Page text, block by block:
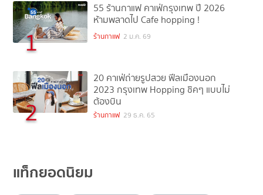
1
55 ร้านกาแฟ คาเฟ่กรุงเทพ ปี 2026
ห้ามพลาดไป Cafe hopping !
ร้านกาแฟ 2 ม.ค. 69
2
20 คาเฟ่ถ่ายรูปสวย ฟีลเมืองนอก
2023 กรุงเทพ Hopping ชิคๆ แบบไม่
ต้องบิน
ร้านกาแฟ 29 ธ.ค. 65
แท็กยอดนิยม